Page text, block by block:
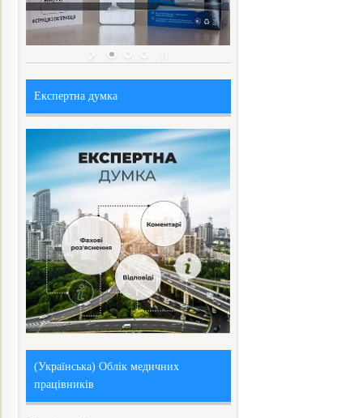
Експертна думка
(Українська) Облік медичних
працівників